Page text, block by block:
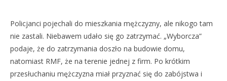
Policjanci pojechali do mieszkania mężczyzny, ale nikogo tam
nie zastali. Niebawem udało się go zatrzymać. „Wyborcza”
podaje, że do zatrzymania doszło na budowie domu,
natomiast RMF, że na terenie jednej z firm. Po krótkim
przesłuchaniu mężczyzna miał przyznać się do zabójstwa i